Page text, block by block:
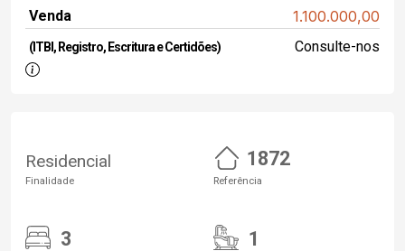
Venda 1.100.000,00
(ITBI, Registro, Escritura e Certidões) Consulte-nos
Residencial
Finalidade
1872
Referência
3 1